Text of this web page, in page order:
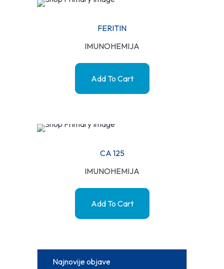
FERITIN
IMUNOHEMIJA
Add To Cart
CA 125
IMUNOHEMIJA
Add To Cart
Najnovije objave